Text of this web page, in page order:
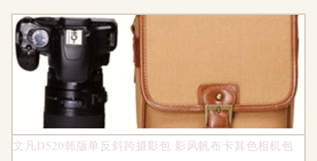
文凡D520韩版单反斜跨摄影包 影风帆布卡其色相机包